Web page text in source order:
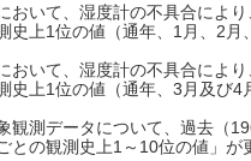
おいて、湿度計の不具合によ
史上1位の値（通年、1月、2
おいて、湿度計の不具合によ
史上1位の値（通年、3月及び
観測データについて、過去（
との観測史上1～10位の値」